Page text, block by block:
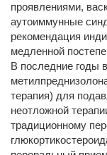
проявлениями,
аутоиммунные
рекомендация
медленной
В последние годы
терапия) для
неотложной
традиционному